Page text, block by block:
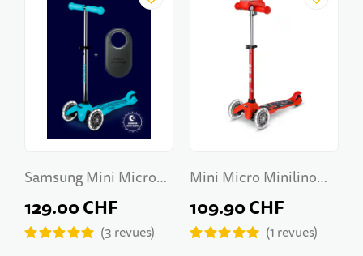
Samsung Mini Micro
Deluxe Glow LED
129.00 CHF
3 revues
Mini Micro Minilino
LED
109.90 CHF
1 revues